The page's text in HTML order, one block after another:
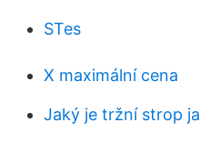
STes
X maximální cena
Jaký je tržní strop